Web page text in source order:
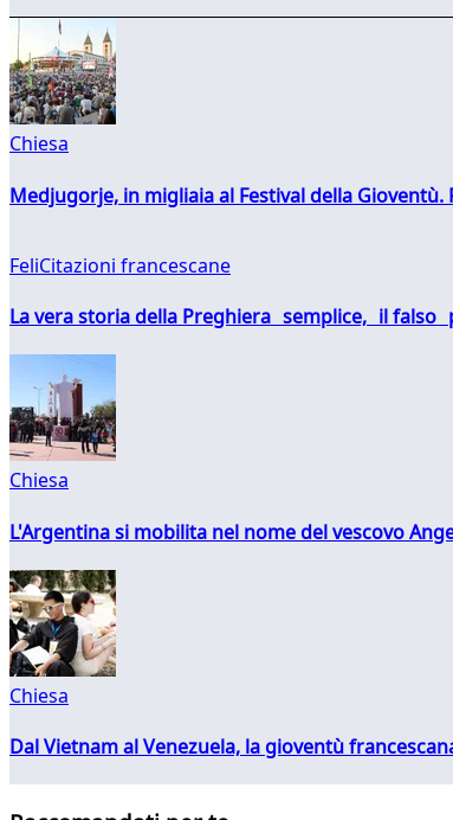
Chiesa
Medjugorje, in migliaia al Festival della
FeliCitazioni francescane
La vera storia della Preghiera semplice, il falso
Chiesa
L'Argentina si mobilita nel nome del vescovo
Chiesa
Dal Vietnam al Venezuela, la gioventù